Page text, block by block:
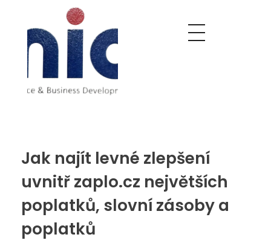
Jak najít levné zlepšení
uvnitř zaplo.cz největších
poplatků, slovní zásoby a
poplatků